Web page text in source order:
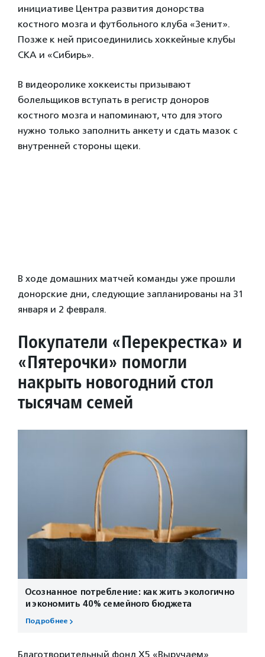
инициативе Центра развития донорства
костного мозга и футбольного клуба «Зенит».
Позже к ней присоединились хоккейные клубы
СКА и «Сибирь».
В видеоролике хоккеисты призывают
болельщиков вступать в регистр доноров
костного мозга и напоминают, что для этого
нужно только заполнить анкету и сдать мазок с
внутренней стороны щеки.
В ходе домашних матчей команды уже прошли
донорские дни, следующие запланированы на 31
января и 2 февраля.
Покупатели «Перекрестка» и
«Пятерочки» помогли
накрыть новогодний стол
тысячам семей
Осознанное потребление: как жить экологично
и экономить 40% семейного бюджета
Подробнее
Благотворительный фонд Х5 «Выручаем»